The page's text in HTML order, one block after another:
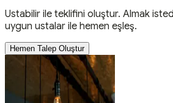
Ustabilir ile teklifini oluştur. Almak
uygun ustalar ile hemen eşleş.
Hemen Talep Oluştur